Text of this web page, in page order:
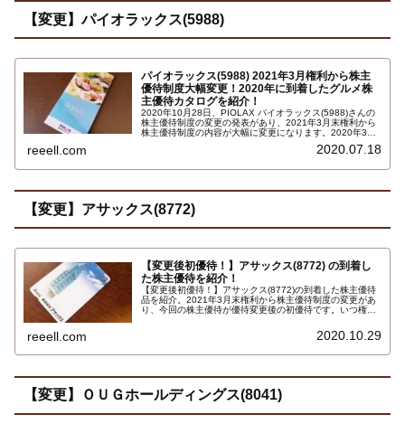
【変更】パイオラックス(5988)
パイオラックス(5988) 2021年3月権利から株主
優待制度大幅変更！2020年に到着したグルメ株
主優待カタログを紹介！
2020年10月28日、PIOLAX パイオラックス(5988)さんの
株主優待制度の変更の発表があり、2021年3月末権利から
株主優待制度の内容が大幅に変更になります。2020年3月
株を1年以上保有が条件となる、かなりの改悪変更です。
reeell.com 2020.07.18
【変更】アサックス(8772)
【変更後初優待！】アサックス(8772) の到着し
た株主優待を紹介！
【変更後初優待！】アサックス(8772)の到着した株主優待
品を紹介。2021年3月末権利から株主優待制度の変更があ
り、今回の株主優待が優待変更後の初優待です。いつ権利
のオリジナルクオカード（ＱＵＯカード）です。詳しくは
reeell.com 2020.10.29
【変更】ＯＵＧホールディングス(8041)